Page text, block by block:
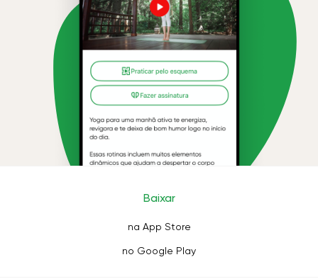
Baixar
na App Store
no Google Play